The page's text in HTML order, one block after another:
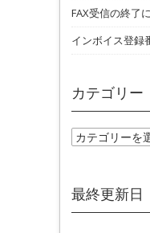
FAX受信の終了
インボイス登録
カテゴリー
カテゴリー
最終更新日